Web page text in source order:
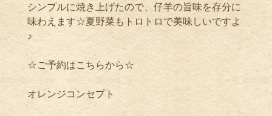
シンプルに焼き上げたので、仔羊の旨味を存分に
味わえます☆夏野菜もトロトロで美味しいですよ
♪
☆ご予約はこちらから☆
オレンジコンセプト